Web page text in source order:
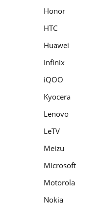
Honor
HTC
Huawei
Infinix
iQOO
Kyocera
Lenovo
LeTV
Meizu
Microsoft
Motorola
Nokia